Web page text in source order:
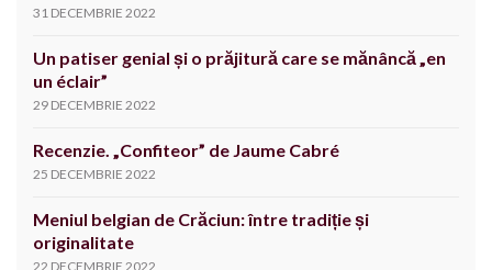
31 DECEMBRIE 2022
Un patiser genial și o prăjitură care se mănâncă „en
un éclair”
29 DECEMBRIE 2022
Recenzie. „Confiteor” de Jaume Cabré
25 DECEMBRIE 2022
Meniul belgian de Crăciun: între tradiție și
originalitate
22 DECEMBRIE 2022